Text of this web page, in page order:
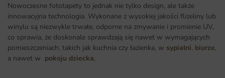
Nowoczesne fototapety to jednak nie tylko design, ale także
innowacyjna technologia. Wykonane z wysokiej jakości flizeliny lub
winylu są niezwykle trwałe, odporne na zmywanie i promienie UV,
co sprawia, że doskonale sprawdzają się nawet w wymagających
pomieszczeniach, takich jak kuchnia czy łazienka, w sypialni, biurze,
a nawet w pokoju dziecka,